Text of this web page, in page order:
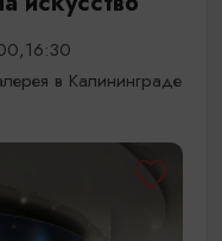
в Калининграде